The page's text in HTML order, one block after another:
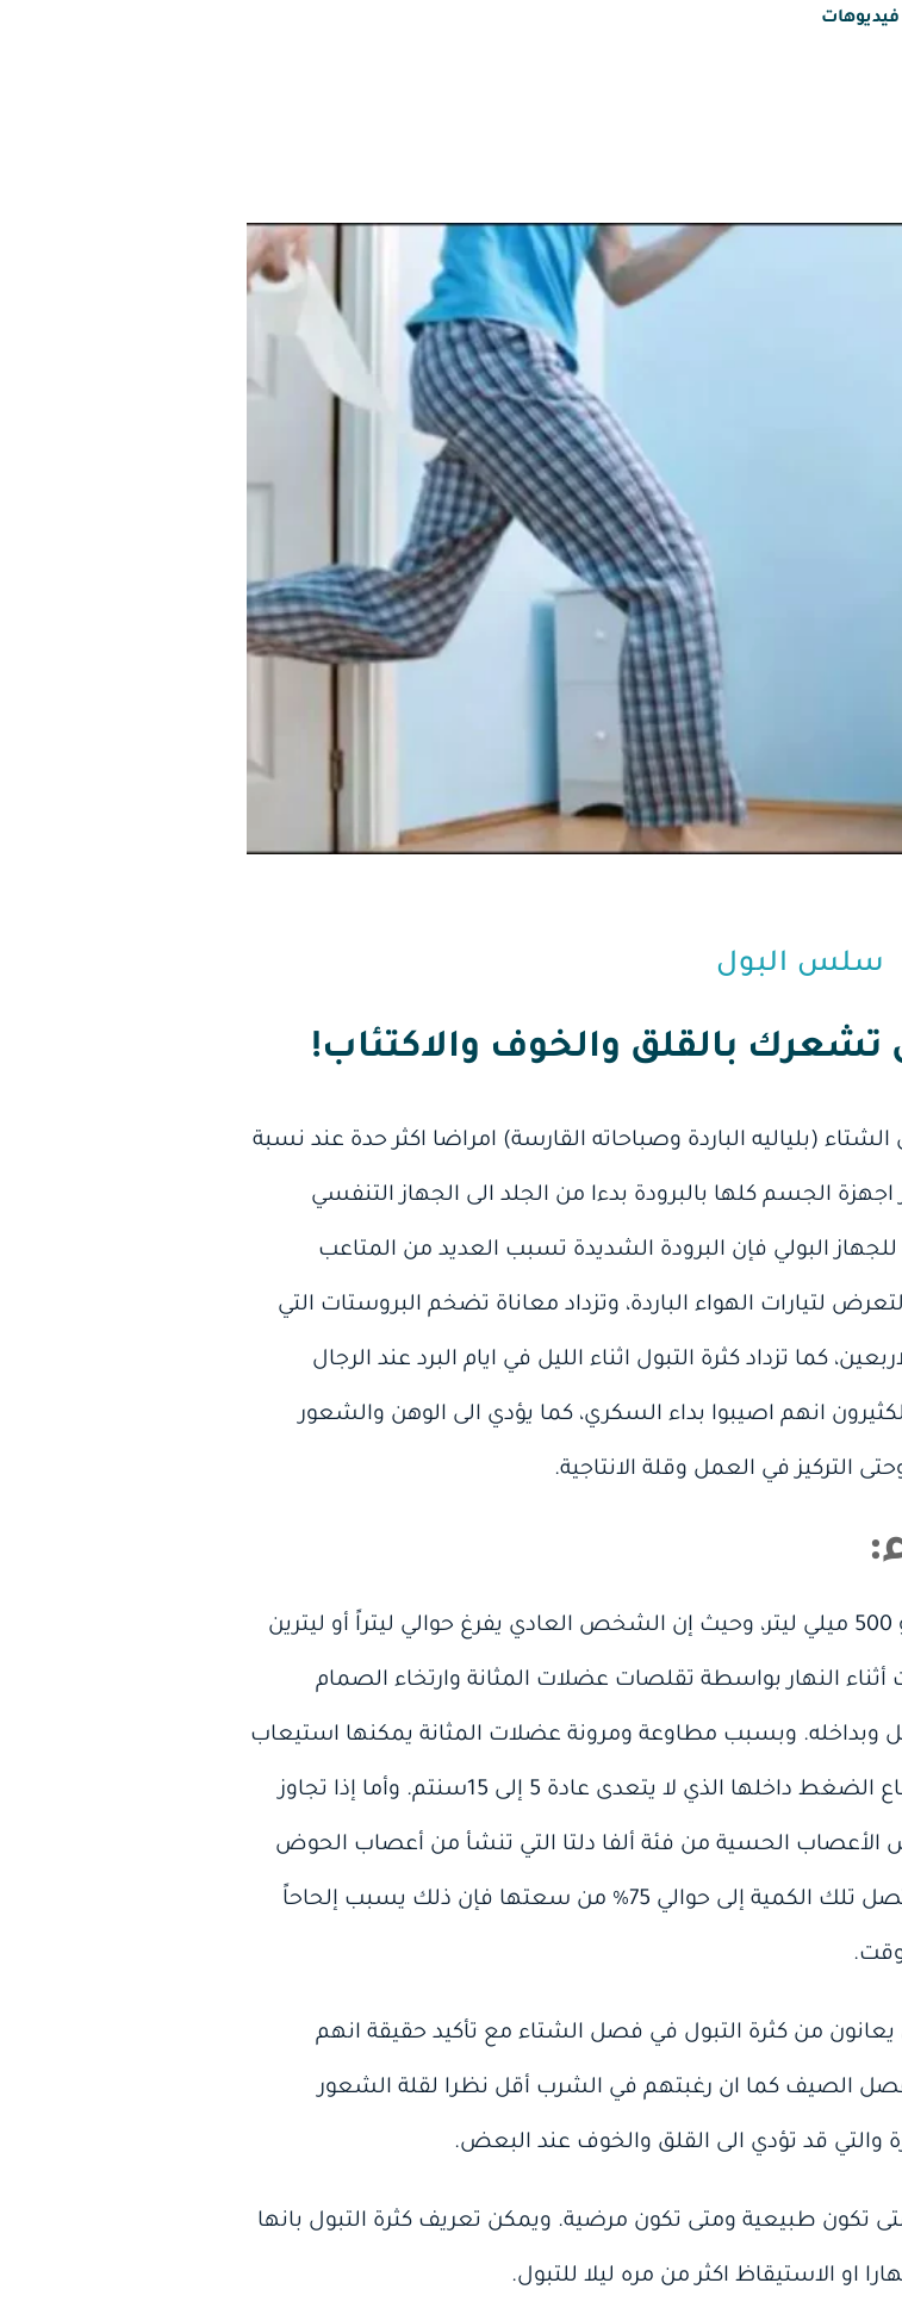
فيديوهات
سلس البول
تشعرك بالقلق والخوف والاكتئاب!
(بلياليه الباردة وصباحاته القارسة) امراضا اكثر حدة عند نسبة
الجسم كلها بالبرودة بدءا من الجلد الى الجهاز التنفسي
البولي فإن البرودة الشديدة تسبب العديد من المتاعب
لتيارات الهواء الباردة، وتزداد معاناة تضخم البروستات التي
سن الاربعين، كما تزداد كثرة التبول اثناء الليل في ايام البرد عند الرجال
انهم اصيبوا بداء السكري، كما يؤدي الى الوهن والشعور
التركيز في العمل وقلة الانتاجية.
تبلغ سعة المثانة البولية عند البالغين بين 400 و 500 ميلي ليتر، وحيث إن الشخص العادي يفرغ حوالي ليتراً أو ليترين
النهار بواسطة تقلصات عضلات المثانة وارتخاء الصمام
وبداخله. وبسبب مطاوعة ومرونة عضلات المثانة يمكنها استيعاب
حوالي 25% إلى 50% من سعتها البولية بدون ارتفاع الضغط داخلها الذي لا يتعدى عادة 5 إلى 15سنتم. وأما إذا تجاوز
بعض الأعصاب الحسية من فئة ألفا دلتا التي تنشأ من أعصاب الحوض
إلى تنبيه الشخص حول امتلائها بالبول، وعندما تصل تلك الكمية إلى حوالي 75% من سعتها فإن ذلك يسبب إلحاحاً
من كثرة التبول في فصل الشتاء مع تأكيد حقيقة انهم
الصيف كما ان رغبتهم في الشرب أقل نظرا لقلة الشعور
قد تؤدي الى القلق والخوف عند البعض.
تكون طبيعية ومتى تكون مرضية. ويمكن تعريف كثرة التبول بانها